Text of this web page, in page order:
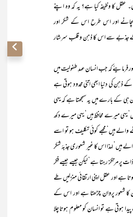
عقل کا وظیفہ کیا ہے؟ یہ کہ وہ اپنے
پہچانے اور اس طرح اس کے شکر اور
جذبے سے اس کا ذہن و قلب سرشار
کہ جب انسان عہدِ طفولیت میں
ذہن کی دنیا ابھی اتنی محدود ہوتی ہے
ہی کے بارے میں یہ سمجھتا ہے کہ یہی
یہی میرے محافظ ہیں‘ یہی میرے دکھ
ہیں‘ مجھے کوئی تکلیف ہو تو اسے
ہیں‘ لہذا اس کا غیر شعوری جذبۂ شکر
پر مرتکز رہتا ہے‘ لیکن جیسے جیسے فکر
ہے اور عقل اپنی ارتقائی منزلیں طے
کا شعور پروان چڑھتا ہے اور اس کے
ہوتی ہے تو انسان کو معلوم ہوتا چلا